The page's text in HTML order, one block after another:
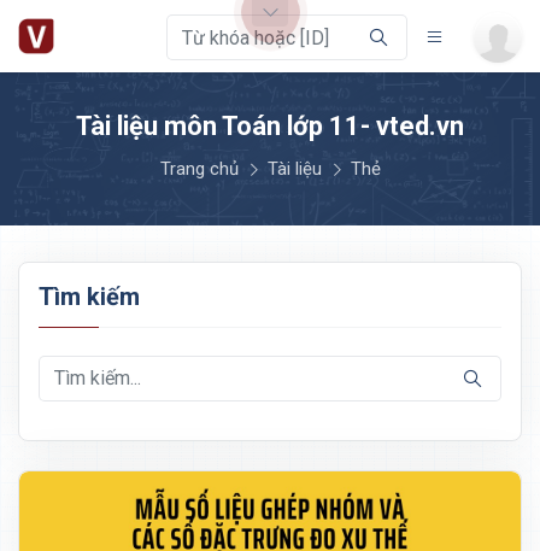
Tài liệu môn Toán lớp 11- vted.vn
Trang chủ Tài liệu Thẻ
Tìm kiếm